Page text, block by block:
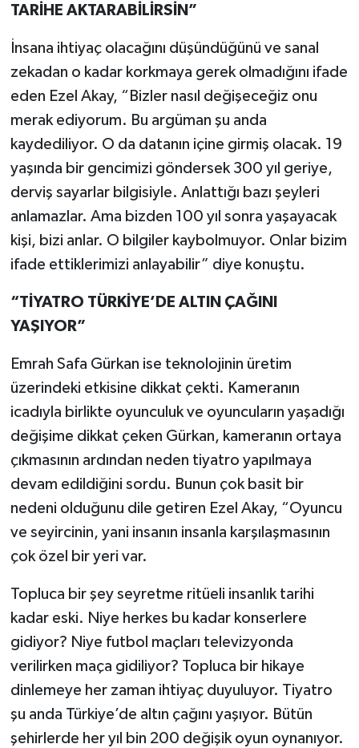
TARİHE AKTARABİLİRSİN”
İnsana ihtiyaç olacağını düşündüğünü ve sanal
zekadan o kadar korkmaya gerek olmadığını ifade
eden Ezel Akay, “Bizler nasıl değişeceğiz onu
merak ediyorum. Bu argüman şu anda
kaydediliyor. O da datanın içine girmiş olacak. 19
yaşında bir gencimizi göndersek 300 yıl geriye,
derviş sayarlar bilgisiyle. Anlattığı bazı şeyleri
anlamazlar. Ama bizden 100 yıl sonra yaşayacak
kişi, bizi anlar. O bilgiler kaybolmuyor. Onlar bizim
ifade ettiklerimizi anlayabilir” diye konuştu.
“TİYATRO TÜRKİYE’DE ALTIN ÇAĞINI
YAŞIYOR”
Emrah Safa Gürkan ise teknolojinin üretim
üzerindeki etkisine dikkat çekti. Kameranın
icadıyla birlikte oyunculuk ve oyuncuların yaşadığı
değişime dikkat çeken Gürkan, kameranın ortaya
çıkmasının ardından neden tiyatro yapılmaya
devam edildiğini sordu. Bunun çok basit bir
nedeni olduğunu dile getiren Ezel Akay, “Oyuncu
ve seyircinin, yani insanın insanla karşılaşmasının
çok özel bir yeri var.
Topluca bir şey seyretme ritüeli insanlık tarihi
kadar eski. Niye herkes bu kadar konserlere
gidiyor? Niye futbol maçları televizyonda
verilirken maça gidiliyor? Topluca bir hikaye
dinlemeye her zaman ihtiyaç duyuluyor. Tiyatro
şu anda Türkiye’de altın çağını yaşıyor. Bütün
şehirlerde her yıl bin 200 değişik oyun oynanıyor.